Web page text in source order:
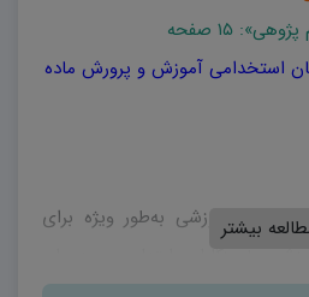
۱۵ صفحه
استخدامی آموزش و پرورش ماده
آموزشی به‌طور ویژه برای
بیشتر